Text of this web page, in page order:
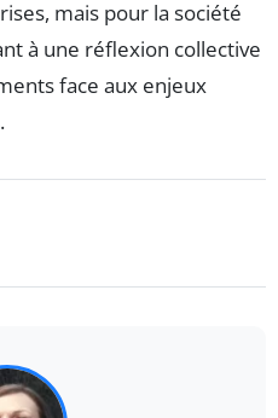
mais pour la société
à une réflexion collective
face aux enjeux